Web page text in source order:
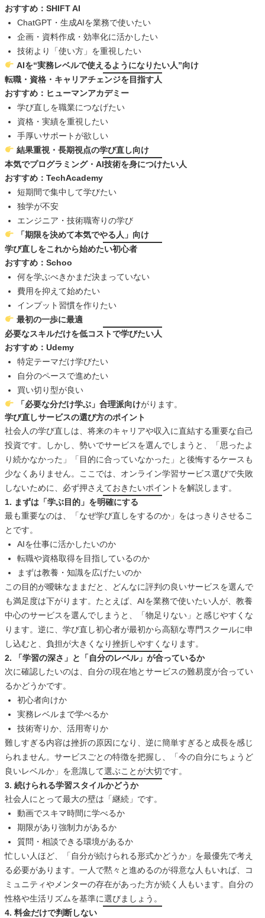
おすすめ：SHIFT AI
ChatGPT・生成AIを業務で使いたい
企画・資料作成・効率化に活かしたい
技術より「使い方」を重視したい
AIを“実務レベルで使えるようになりたい人”向け
転職・資格・キャリアチェンジを目指す人
おすすめ：ヒューマンアカデミー
学び直しを職業につなげたい
資格・実績を重視したい
手厚いサポートが欲しい
結果重視・長期視点の学び直し向け
本気でプログラミング・AI技術を身につけたい人
おすすめ：TechAcademy
短期間で集中して学びたい
独学が不安
エンジニア・技術職寄りの学び
「期限を決めて本気でやる人」向け
学び直しをこれから始めたい初心者
おすすめ：Schoo
何を学ぶべきかまだ決まっていない
費用を抑えて始めたい
インプット習慣を作りたい
最初の一歩に最適
必要なスキルだけを低コストで学びたい人
おすすめ：Udemy
特定テーマだけ学びたい
自分のペースで進めたい
買い切り型が良い
「必要な分だけ学ぶ」合理派向けがります。
学び直しサービスの選び方のポイント
社会人の学び直しは、将来のキャリアや収入に直結する重要な自己
投資です。しかし、勢いでサービスを選んでしまうと、「思ったよ
り続かなかった」「目的に合っていなかった」と後悔するケースも
少なくありません。ここでは、オンライン学習サービス選びで失敗
しないために、必ず押さえておきたいポイントを解説します。
1. まずは「学ぶ目的」を明確にする
最も重要なのは、「なぜ学び直しをするのか」をはっきりさせるこ
とです。
AIを仕事に活かしたいのか
転職や資格取得を目指しているのか
まずは教養・知識を広げたいのか
この目的が曖昧なままだと、どんなに評判の良いサービスを選んで
も満足度は下がります。たとえば、AIを業務で使いたい人が、教養
中心のサービスを選んでしまうと、「物足りない」と感じやすくな
ります。逆に、学び直し初心者が最初から高額な専門スクールに申
し込むと、負担が大きくなり挫折しやすくなります。
2. 「学習の深さ」と「自分のレベル」が合っているか
次に確認したいのは、自分の現在地とサービスの難易度が合ってい
るかどうかです。
初心者向けか
実務レベルまで学べるか
技術寄りか、活用寄りか
難しすぎる内容は挫折の原因になり、逆に簡単すぎると成長を感じ
られません。サービスごとの特徴を把握し、「今の自分にちょうど
良いレベルか」を意識して選ぶことが大切です。
3. 続けられる学習スタイルかどうか
社会人にとって最大の壁は「継続」です。
動画でスキマ時間に学べるか
期限があり強制力があるか
質問・相談できる環境があるか
忙しい人ほど、「自分が続けられる形式かどうか」を最優先で考え
る必要があります。一人で黙々と進めるのが得意な人もいれば、コ
ミュニティやメンターの存在があった方が続く人もいます。自分の
性格や生活リズムを基準に選びましょう。
4. 料金だけで判断しない